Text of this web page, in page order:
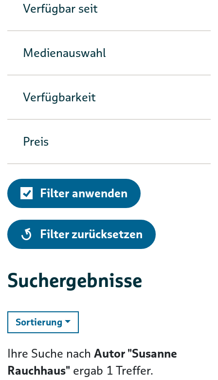
Verfügbar seit
Medienauswahl
Verfügbarkeit
Preis
Filter anwenden
alle
Filter zurücksetzen
Suchergebnisse
Sortierung ändern
Ihre Suche nach Autor "Susanne
Rauchhaus" ergab 1 Treffer.